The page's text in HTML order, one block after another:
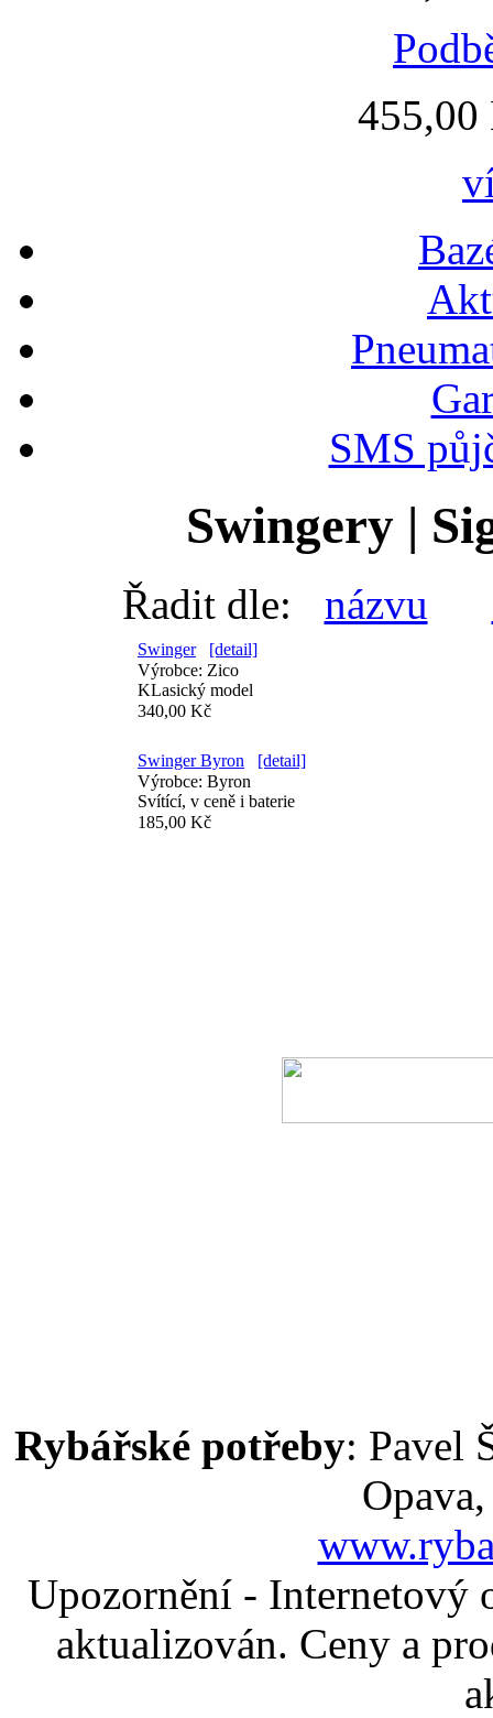
455,00
SMS
Swingery |
Řadit dle: názvu
Swinger
[detail]
Výrobce: Zico
KLasický model
340,00 Kč
Swinger Byron
[detail]
Výrobce: Byron
Svítící, v ceně i baterie
185,00 Kč
Rybářské potřeby: Pavel
Upozornění - Internetový
aktualizován. Ceny a